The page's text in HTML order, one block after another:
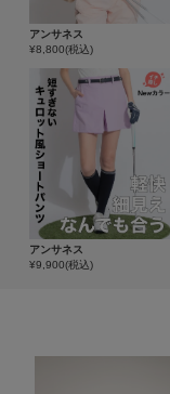
アンサネス
¥8,800(税込)
アンサネス
¥9,900(税込)